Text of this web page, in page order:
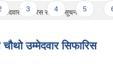
3 4 5
सिफारिस सम्बन्धी सूचना ।
उम्मेदवार सिफारिस